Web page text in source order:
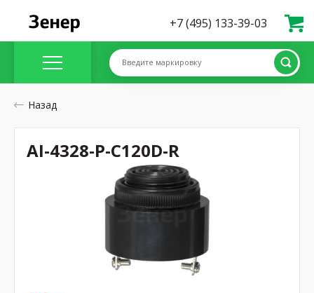
+7 (495) 133-39-03
Введите маркировку
Назад
AI-4328-P-C120D-R